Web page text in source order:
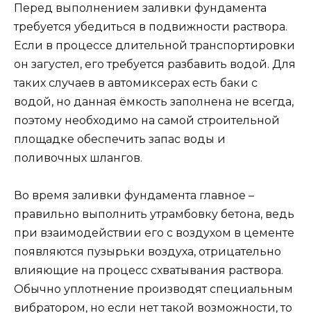
Перед выполнением заливки фундамента
требуется убедиться в подвижности раствора.
Если в процессе длительной транспортировки
он загустел, его требуется разбавить водой. Для
таких случаев в автомиксерах есть баки с
водой, но данная ёмкость заполнена не всегда,
поэтому необходимо на самой строительной
площадке обеспечить запас воды и
поливочных шлангов.
Во время заливки фундамента главное –
правильно выполнить утрамбовку бетона, ведь
при взаимодействии его с воздухом в цементе
появляются пузырьки воздуха, отрицательно
влияющие на процесс схватывания раствора.
Обычно уплотнение производят специальным
вибратором, но если нет такой возможности, то